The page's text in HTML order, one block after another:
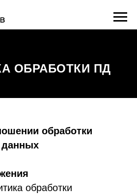
ОБРАБОТКИ ПД
обработки
данных
обработки